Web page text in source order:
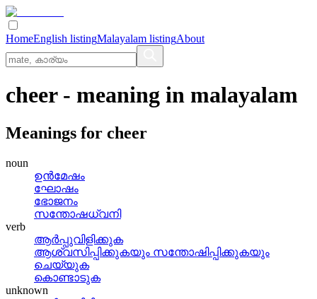
HomeEnglish listingMalayalam listingAbout
cheer- meaning in malayalam
Meanings for cheer
noun
ഉന്‍മേഷം
ഘോഷം
ഭോജനം
സന്തോഷധ്വനി
verb
ആര്‍പ്പുവിളിക്കുക
ആശ്വസിപ്പിക്കുകയും സന്തോഷിപ്പിക്കുകയും
ചെയ്യുക
കൊണ്ടാടുക
unknown